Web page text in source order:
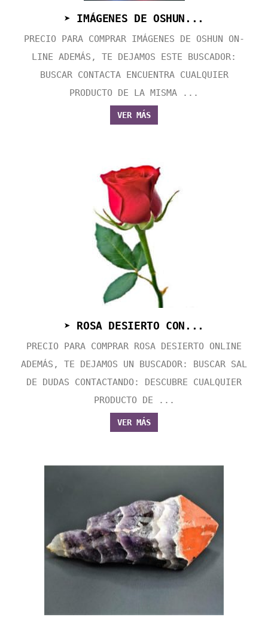
➤ IMÁGENES DE OSHUN...
PRECIO PARA COMPRAR IMÁGENES DE OSHUN ON-
LINE ADEMÁS, TE DEJAMOS ESTE BUSCADOR:
BUSCAR CONTACTA ENCUENTRA CUALQUIER
PRODUCTO DE LA MISMA ...
VER MÁS
➤ ROSA DESIERTO CON...
PRECIO PARA COMPRAR ROSA DESIERTO ONLINE
ADEMÁS, TE DEJAMOS UN BUSCADOR: BUSCAR SAL
DE DUDAS CONTACTANDO: DESCUBRE CUALQUIER
PRODUCTO DE ...
VER MÁS